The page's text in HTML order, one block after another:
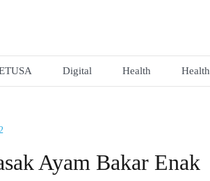
Media
Digital Health Health
Ayam Bakar Enak